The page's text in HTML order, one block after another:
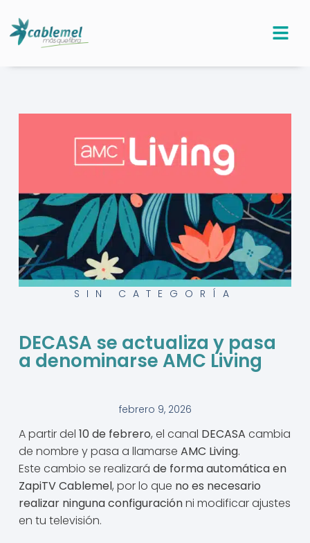
contenido
SIN CATEGORÍA
DECASA se actualiza y pasa
a denominarse AMC Living
febrero 9, 2026
A partir del 10 de febrero, el canal DECASA cambia
de nombre y pasa a llamarse AMC Living.
Este cambio se realizará de forma automática en
ZapiTV Cablemel, por lo que no es necesario
realizar ninguna configuraciónni modificar ajustes
en tu televisión.